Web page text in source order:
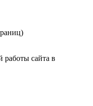
сайта в